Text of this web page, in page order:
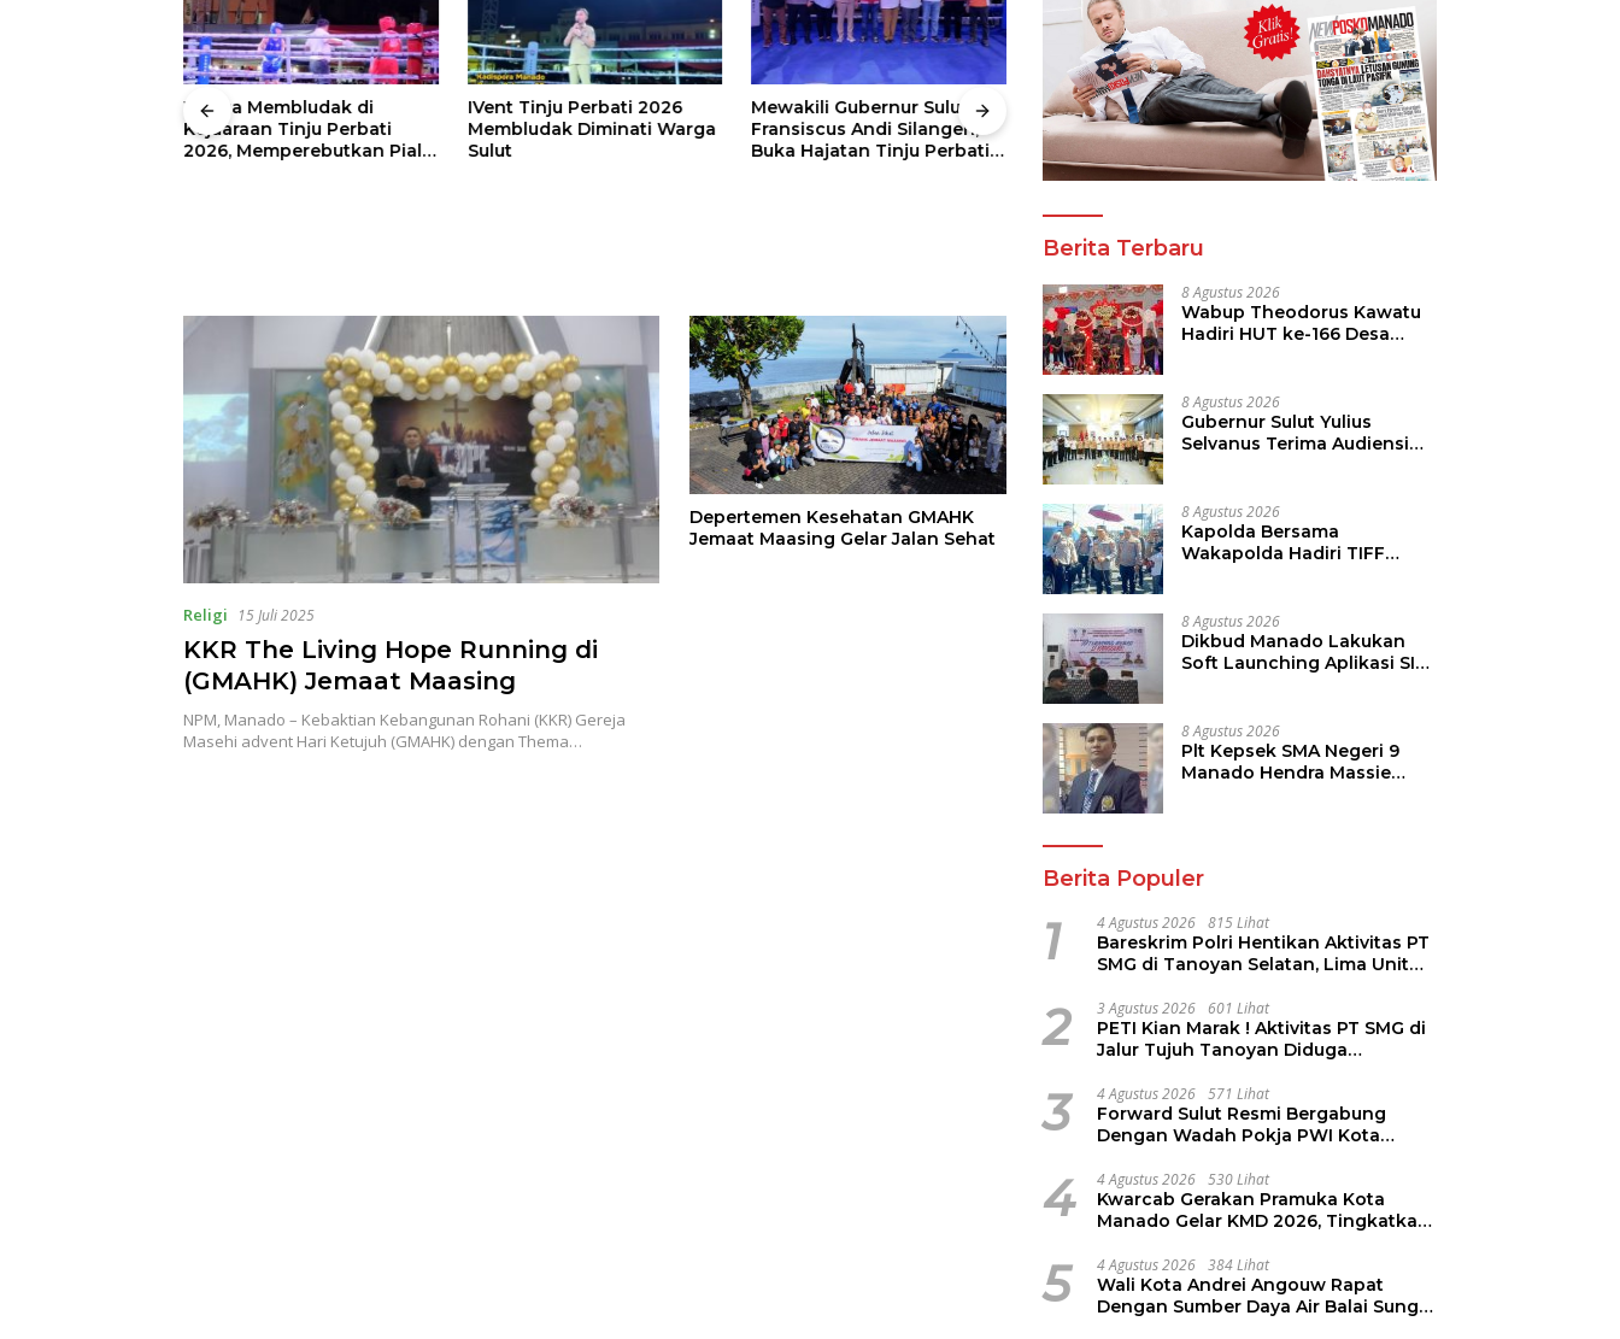
Warga Membludak di
Kejuaraan Tinju Perbati
2026, Memperebutkan Piala
IVent Tinju Perbati 2026
Membludak Diminati Warga
Sulut
Mewakili Gubernur Sulut, dr
Fransiscus Andi Silangen,
Buka Hajatan Tinju Perbati
Juara Tinju Asia Ramaikan
Kejuaraan Tinju Perbati
2026 Memperebutkan Piala
Wali Kota Manado
Panitia Tinju Perbati 2026
dan Pihak Mega Jasa
Kelolah All Out Siapkan
Lokasi Pertandingan
Religi 15 Juli 2025
KKR The Living Hope Running di
(GMAHK) Jemaat Maasing
NPM, Manado – Kebaktian Kebangunan Rohani (KKR) Gereja
Masehi advent Hari Ketujuh (GMAHK) dengan Thema…
Depertemen Kesehatan GMAHK
Jemaat Maasing Gelar Jalan Sehat
Berita Terbaru
8 Agustus 2026
Wabup Theodorus Kawatu
Hadiri HUT ke-166 Desa
8 Agustus 2026
Gubernur Sulut Yulius
Selvanus Terima Audiensi
8 Agustus 2026
Kapolda Bersama
Wakapolda Hadiri TIFF
Keamanan
8 Agustus 2026
Dikbud Manado Lakukan
Soft Launching Aplikasi SI
8 Agustus 2026
Plt Kepsek SMA Negeri 9
Manado Hendra Massie
Berita Populer
1 4 Agustus 2026 815 Lihat
Bareskrim Polri Hentikan Aktivitas PT
SMG di Tanoyan Selatan, Lima Unit
2 3 Agustus 2026 601 Lihat
PETI Kian Marak ! Aktivitas PT SMG di
Jalur Tujuh Tanoyan Diduga
3 4 Agustus 2026 571 Lihat
Forward Sulut Resmi Bergabung
Dengan Wadah Pokja PWI Kota
4 4 Agustus 2026 530 Lihat
Kwarcab Gerakan Pramuka Kota
Manado Gelar KMD 2026, Tingkatkan
Pramuka
5 4 Agustus 2026 384 Lihat
Wali Kota Andrei Angouw Rapat
Dengan Sumber Daya Air Balai Sungai